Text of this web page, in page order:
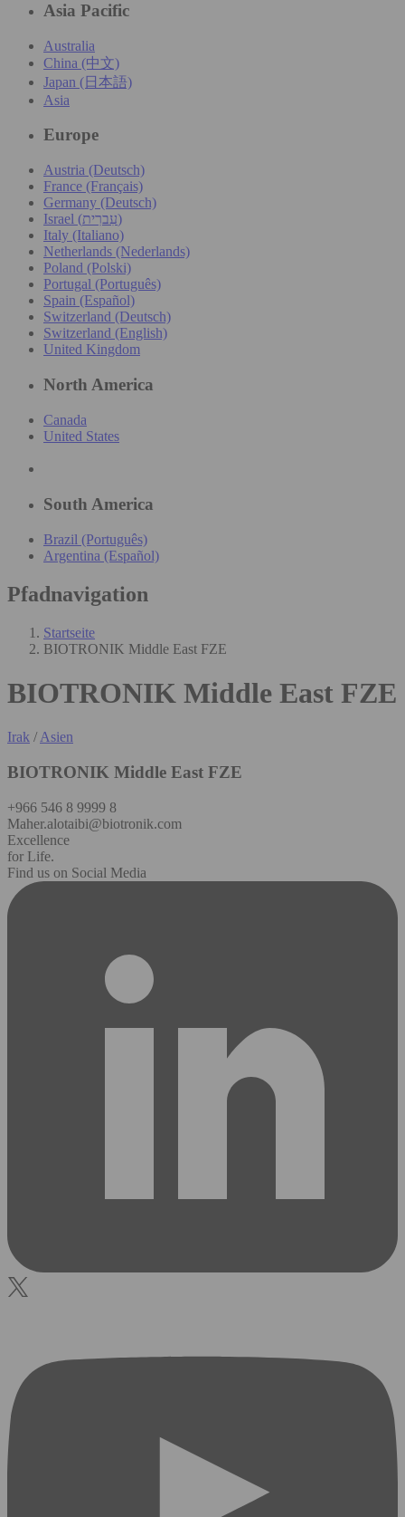
Asia Pacific
Australia
China (中文)
Japan (日本語)
Asia
Europe
Austria (Deutsch)
France (Français)
Germany (Deutsch)
Israel (עִברִית)
Italy (Italiano)
Netherlands (Nederlands)
Poland (Polski)
Portugal (Português)
Spain (Español)
Switzerland (Deutsch)
Switzerland (English)
United Kingdom
North America
Canada
United States
South America
Brazil (Português)
Argentina (Español)
Pfadnavigation
Startseite
BIOTRONIK Middle East FZE
BIOTRONIK Middle East FZE
Irak /Asien
BIOTRONIK Middle East FZE
+966 546 8 9999 8
Maher.alotaibi@biotronik.com
Excellence
for Life.
Find us on Social Media